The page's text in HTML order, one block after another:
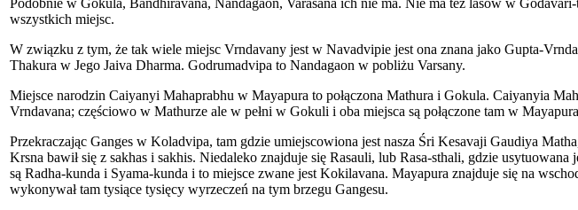
wszystkich miejsc.
W związku z tym, że tak wiele miejsc Vrndavany jest w Navadvipie jest ona znana jako Gupta-
Thakura w Jego Jaiva Dharma. Godrumadvipa to Nandagaon w pobliżu Varsany.
Miejsce narodzin Caiyanyi Mahaprabhu w Mayapura to połączona Mathura i Gokula. Caiyanyia
Vrndavana; częściowo w Mathurze ale w pełni w Gokuli i oba miejsca są połączone tam w
Przekraczając Ganges w Koladvipa, tam gdzie umiejscowiona jest nasza Śri Kesavaji Gaudiya
Krsna bawił się z sakhas i sakhis. Niedaleko znajduje się Rasauli, lub Rasa-sthali, gdzie
są Radha-kunda i Syama-kunda i to miejsce zwane jest Kokilavana. Mayapura znajduje się na
wykonywał tam tysiące tysięcy wyrzeczeń na tym brzegu Gangesu.